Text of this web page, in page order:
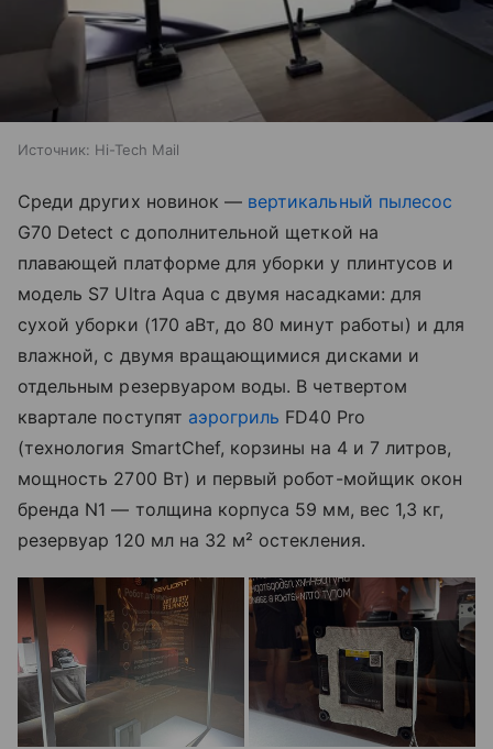
Источник: Hi-Tech Mail
Среди других новинок — вертикальный пылесос
G70 Detect с дополнительной щеткой на
плавающей платформе для уборки у плинтусов и
модель S7 Ultra Aqua с двумя насадками: для
сухой уборки (170 аВт, до 80 минут работы) и для
влажной, с двумя вращающимися дисками и
отдельным резервуаром воды. В четвертом
квартале поступят аэрогриль FD40 Pro
(технология SmartChef, корзины на 4 и 7 литров,
мощность 2700 Вт) и первый робот-мойщик окон
бренда N1 — толщина корпуса 59 мм, вес 1,3 кг,
резервуар 120 мл на 32 м² остекления.